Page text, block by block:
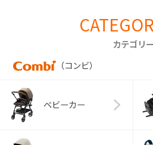
カテゴリー
（コンビ）
ベビーカー